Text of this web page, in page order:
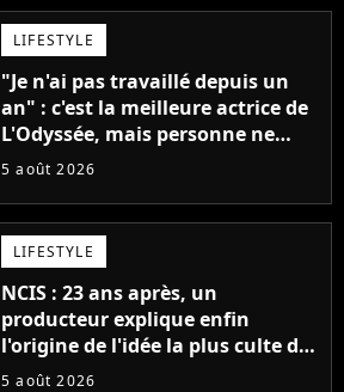
LIFESTYLE
"Je n'ai pas travaillé depuis un
an" : c'est la meilleure actrice de
L'Odyssée, mais personne ne
veut lui donner de rôle au
5 août 2026
LIFESTYLE
NCIS : 23 ans après, un
producteur explique enfin
l'origine de l'idée la plus culte de
la série (et on ne parle pas du
5 août 2026